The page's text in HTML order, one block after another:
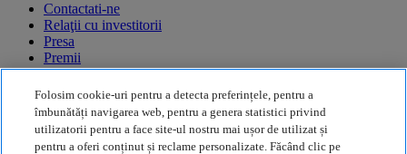
Contactati-ne
Relaţii cu investitorii
Presa
Premii
Evenimente
Durabilitate
Durabilitate
Folosim cookie-uri pentru a detecta preferințele, pentru a
îmbunătăți navigarea web, pentru a genera statistici privind
utilizatorii pentru a face site-ul nostru mai ușor de utilizat și
pentru a oferi conținut și reclame personalizate. Făcând clic pe